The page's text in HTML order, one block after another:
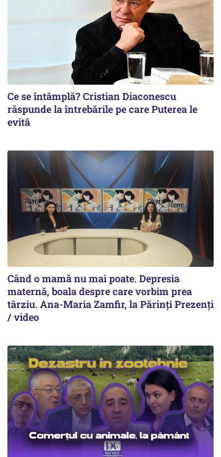
Ce se întâmplă? Cristian Diaconescu
răspunde la întrebările pe care Puterea le
evită
Când o mamă nu mai poate. Depresia
maternă, boala despre care vorbim prea
târziu. Ana-Maria Zamfir, la Părinți Prezenți
/ video